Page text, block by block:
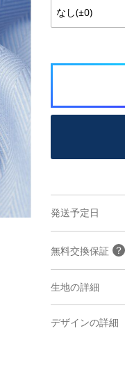
発送予定日
無料交換保証 ？
生地の詳細
デザインの詳細